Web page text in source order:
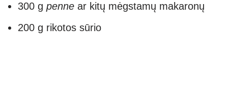
300 g penne ar kitų mėgstamų makaronų
200 g rikotos sūrio